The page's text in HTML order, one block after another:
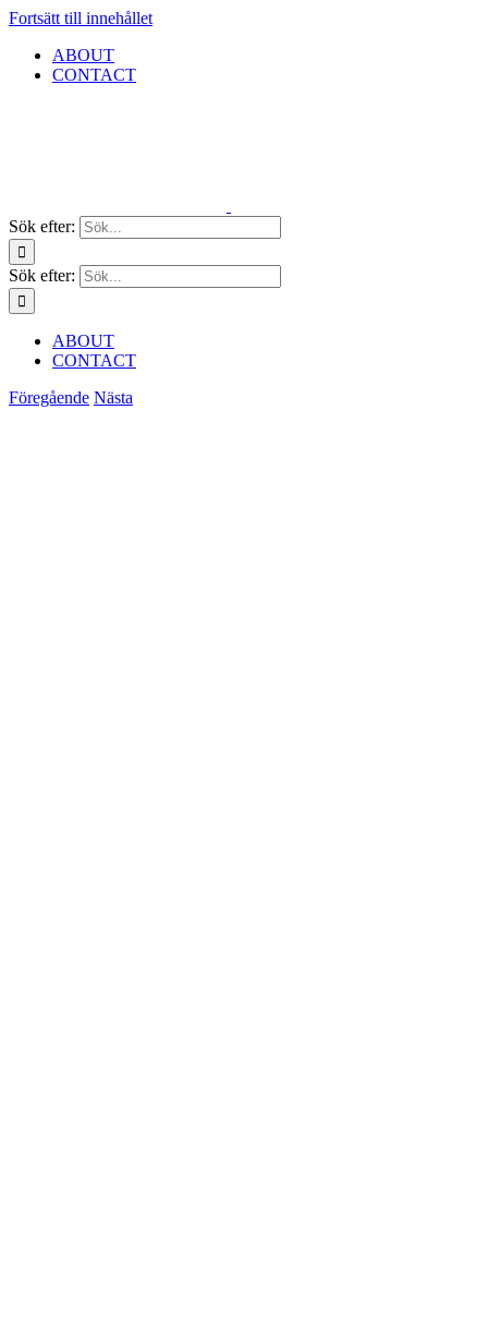
Fortsätt till innehållet
ABOUT
CONTACT
Sök efter:
Sök efter:
ABOUT
CONTACT
Föregående Nästa